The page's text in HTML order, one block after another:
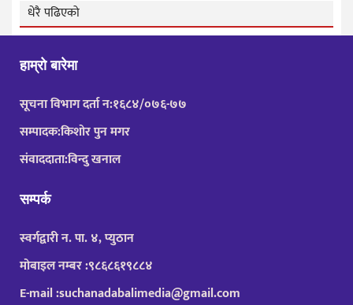
धेरै पढिएको
हाम्रो बारेमा
सूचना विभाग दर्ता न:१६८४/०७६-७७
सम्पादक:किशोर पुन मगर
संवाददाता:विन्दु खनाल
सम्पर्क
स्वर्गद्वारी न. पा. ४, प्युठान
मोबाइल नम्बर :९८६८६१९८८४
E-mail :suchanadabalimedia@gmail.com